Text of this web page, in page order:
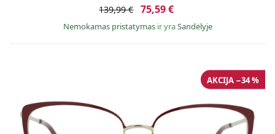
139,99 € 75,59 €
Nemokamas pristatymas ir yraSandėlyje
AKCIJA −34 %